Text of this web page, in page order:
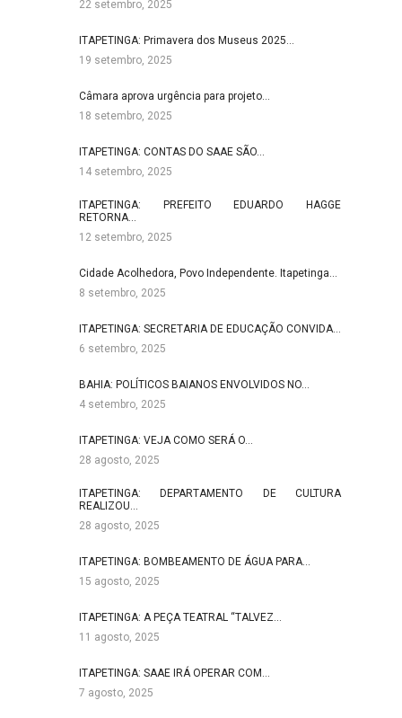
22 setembro, 2025
ITAPETINGA: Primavera dos Museus 2025…
19 setembro, 2025
Câmara aprova urgência para projeto…
18 setembro, 2025
ITAPETINGA: CONTAS DO SAAE SÃO…
14 setembro, 2025
ITAPETINGA: PREFEITO EDUARDO HAGGE
RETORNA…
12 setembro, 2025
Cidade Acolhedora, Povo Independente. Itapetinga…
8 setembro, 2025
ITAPETINGA: SECRETARIA DE EDUCAÇÃO CONVIDA…
6 setembro, 2025
BAHIA: POLÍTICOS BAIANOS ENVOLVIDOS NO…
4 setembro, 2025
ITAPETINGA: VEJA COMO SERÁ O…
28 agosto, 2025
ITAPETINGA: DEPARTAMENTO DE CULTURA
REALIZOU…
28 agosto, 2025
ITAPETINGA: BOMBEAMENTO DE ÁGUA PARA…
15 agosto, 2025
ITAPETINGA: A PEÇA TEATRAL “TALVEZ…
11 agosto, 2025
ITAPETINGA: SAAE IRÁ OPERAR COM…
7 agosto, 2025